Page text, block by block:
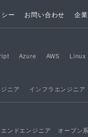
ー お問い合わせ 企
Azure AWS Linux
ニア インフラエンジニア
ンドエンジニア オープン